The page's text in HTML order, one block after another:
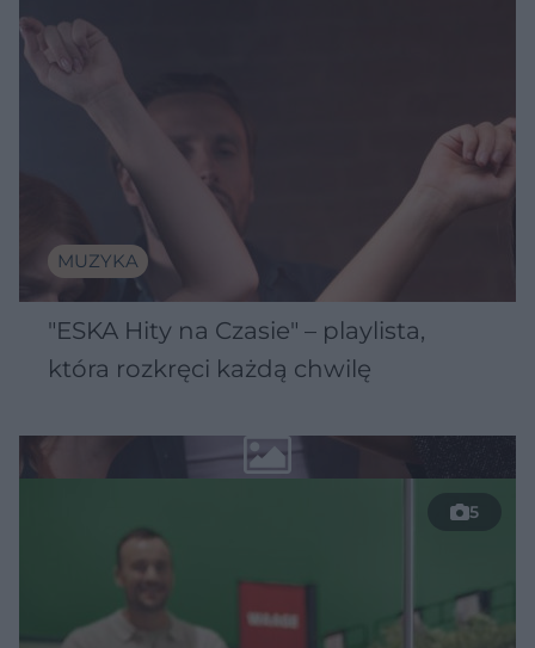
MUZYKA
"ESKA Hity na Czasie" – playlista,
która rozkręci każdą chwilę
5